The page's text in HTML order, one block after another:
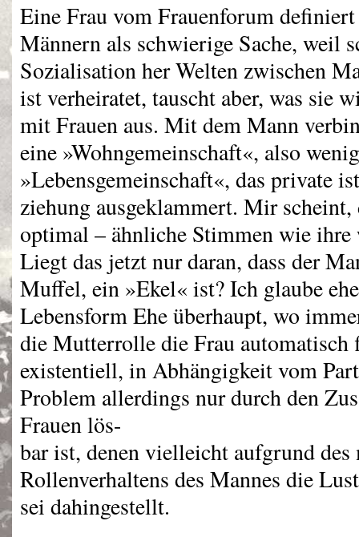
Eine Frau vom Frauenforum
Männern als schwierige Sache, weil
Sozialisation her Welten zwischen
ist verheiratet, tauscht aber, was sie
mit Frauen aus. Mit dem Mann
eine »Wohngemeinschaft«, also
»Lebensgemeinschaft«, das private
ziehung ausgeklammert. Mir
optimal – ähnliche Stimmen wie ihre
Liegt das jetzt nur daran, dass der
Muffel, ein »Ekel« ist? Ich glaube
Lebensform Ehe überhaupt, wo
die Mutterrolle die Frau
existentiell, in Abhängigkeit vom
Problem allerdings nur durch den
Frauen lös-
bar ist, denen vielleicht aufgrund des
Rollenverhaltens des Mannes die
sei dahingestellt.